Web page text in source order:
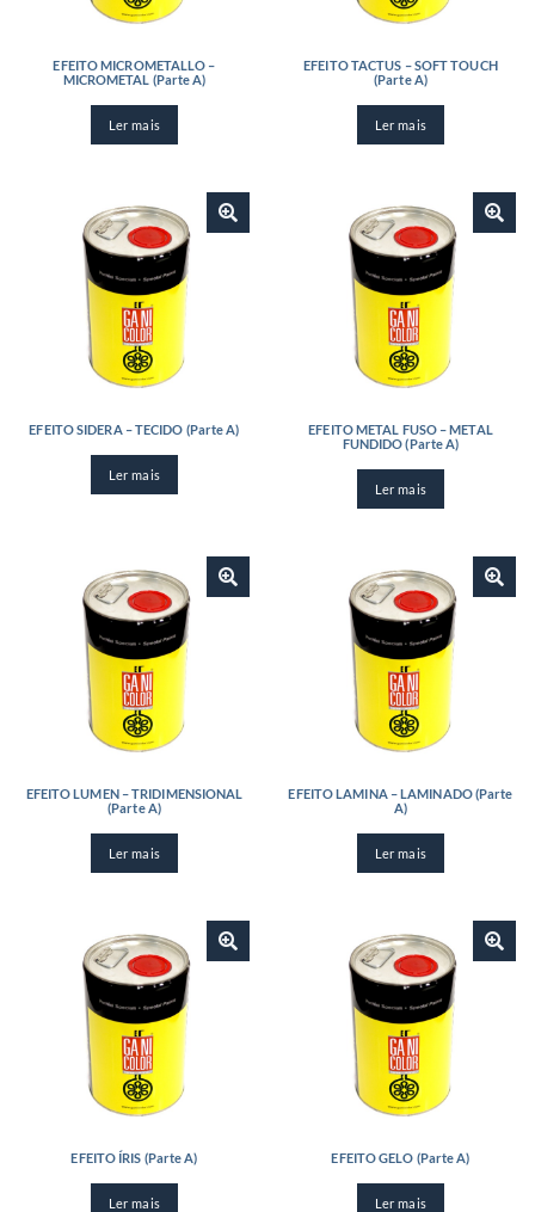
EFEITO MICROMETALLO –
MICROMETAL (Parte A)
Ler mais
EFEITO TACTUS – SOFT TOUCH
(Parte A)
Ler mais
EFEITO SIDERA – TECIDO (Parte A)
Ler mais
EFEITO METAL FUSO – METAL
FUNDIDO (Parte A)
Ler mais
EFEITO LUMEN – TRIDIMENSIONAL
(Parte A)
Ler mais
EFEITO LAMINA – LAMINADO (Parte
A)
Ler mais
EFEITO ÍRIS (Parte A)
Ler mais
EFEITO GELO (Parte A)
Ler mais